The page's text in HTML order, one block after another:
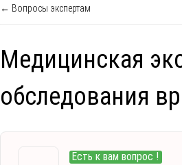
← Вопросы экспертам
Медицинская
обследования
Есть к вам вопрос !